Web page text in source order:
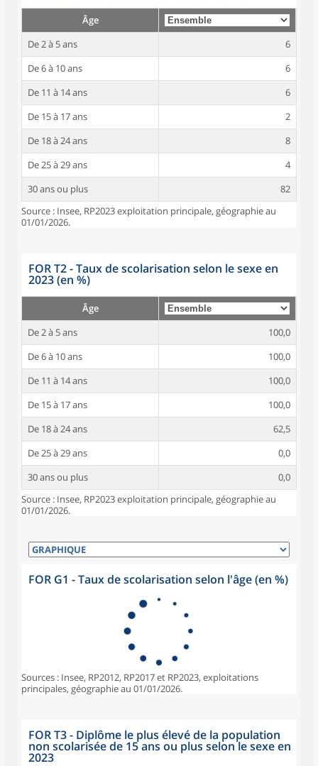
Âge
De 2 à 5 ans
6
De 6 à 10 ans
6
De 11 à 14 ans
6
De 15 à 17 ans
2
De 18 à 24 ans
8
De 25 à 29 ans
4
30 ans ou plus
82
Source : Insee, RP2023 exploitation principale, géographie au
01/01/2026.
FOR T2 - Taux de scolarisation selon le sexe en
2023 (en %)
Âge
De 2 à 5 ans
100,0
De 6 à 10 ans
100,0
De 11 à 14 ans
100,0
De 15 à 17 ans
100,0
De 18 à 24 ans
62,5
De 25 à 29 ans
0,0
30 ans ou plus
0,0
Source : Insee, RP2023 exploitation principale, géographie au
01/01/2026.
FOR G1 - Taux de scolarisation selon l'âge (en %)
Sources : Insee, RP2012, RP2017 et RP2023, exploitations
principales, géographie au 01/01/2026.
FOR T3 - Diplôme le plus élevé de la population
non scolarisée de 15 ans ou plus selon le sexe en
2023